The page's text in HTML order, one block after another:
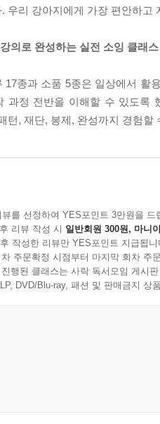
우리 강아지에게 가장 편안하
의로 완성하는 실전 소잉 클래스
17종과 소품 5종은 일상에서 활
과정 전반을 이해할 수 있도록
턴, 재단, 봉제, 완성까지 경험
를 선정하여 YES포인트 3만원을 드
리뷰 작성 시 일반회원 300원, 마니
작성한 리뷰만 YES포인트 지급됩니
주문확정 시점부터 마지막 회차 주
행된 클래스는 사락 독서모임 게시
DVD/Blu-ray, 패션 및 판매금지 상